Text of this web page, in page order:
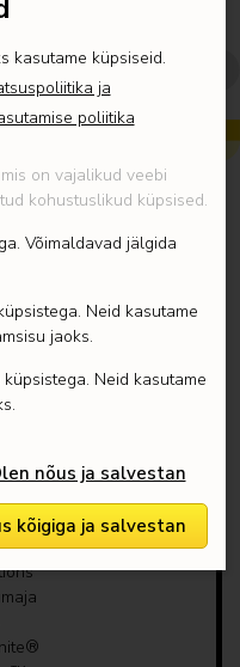
kasutame küpsiseid.
ja
poliitika
on vajalikud veebi
kohustuslikud küpsised.
Võimaldavad jälgida
Neid kasutame
jaoks.
Neid kasutame
nõus ja salvestan
kõigiga ja salvestan